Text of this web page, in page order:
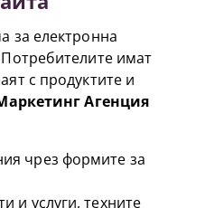
за електронна
имат
с продуктите и
Агенция
чрез формите за
и услуги, техните